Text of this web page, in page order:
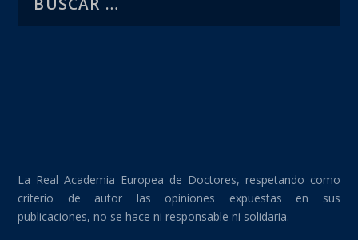
La Real Academia Europea de Doctores, respetando como
criterio de autor las opiniones expuestas en sus
publicaciones, no se hace ni responsable ni solidaria.